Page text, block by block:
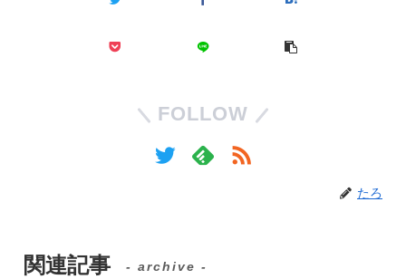
FOLLOW
たろ
関連記事 - archive -